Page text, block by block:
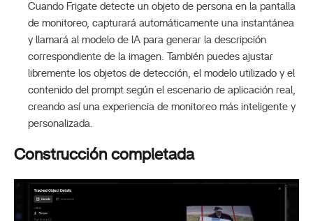
Cuando Frigate detecte un objeto de persona en la pantalla
de monitoreo, capturará automáticamente una instantánea
y llamará al modelo de IA para generar la descripción
correspondiente de la imagen. También puedes ajustar
libremente los objetos de detección, el modelo utilizado y el
contenido del prompt según el escenario de aplicación real,
creando así una experiencia de monitoreo más inteligente y
personalizada.
Construcción completada